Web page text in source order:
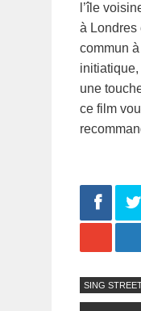
l’île
à Londres
commun à
une
ce film
SING